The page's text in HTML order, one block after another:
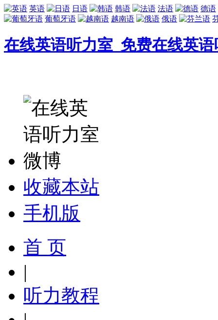
英语 日语 韩语 法语
德语
葡萄牙语
越南语 俄语
在线英语听力室_免费在线英
收藏本站
手机版
首 页
|
听力教程